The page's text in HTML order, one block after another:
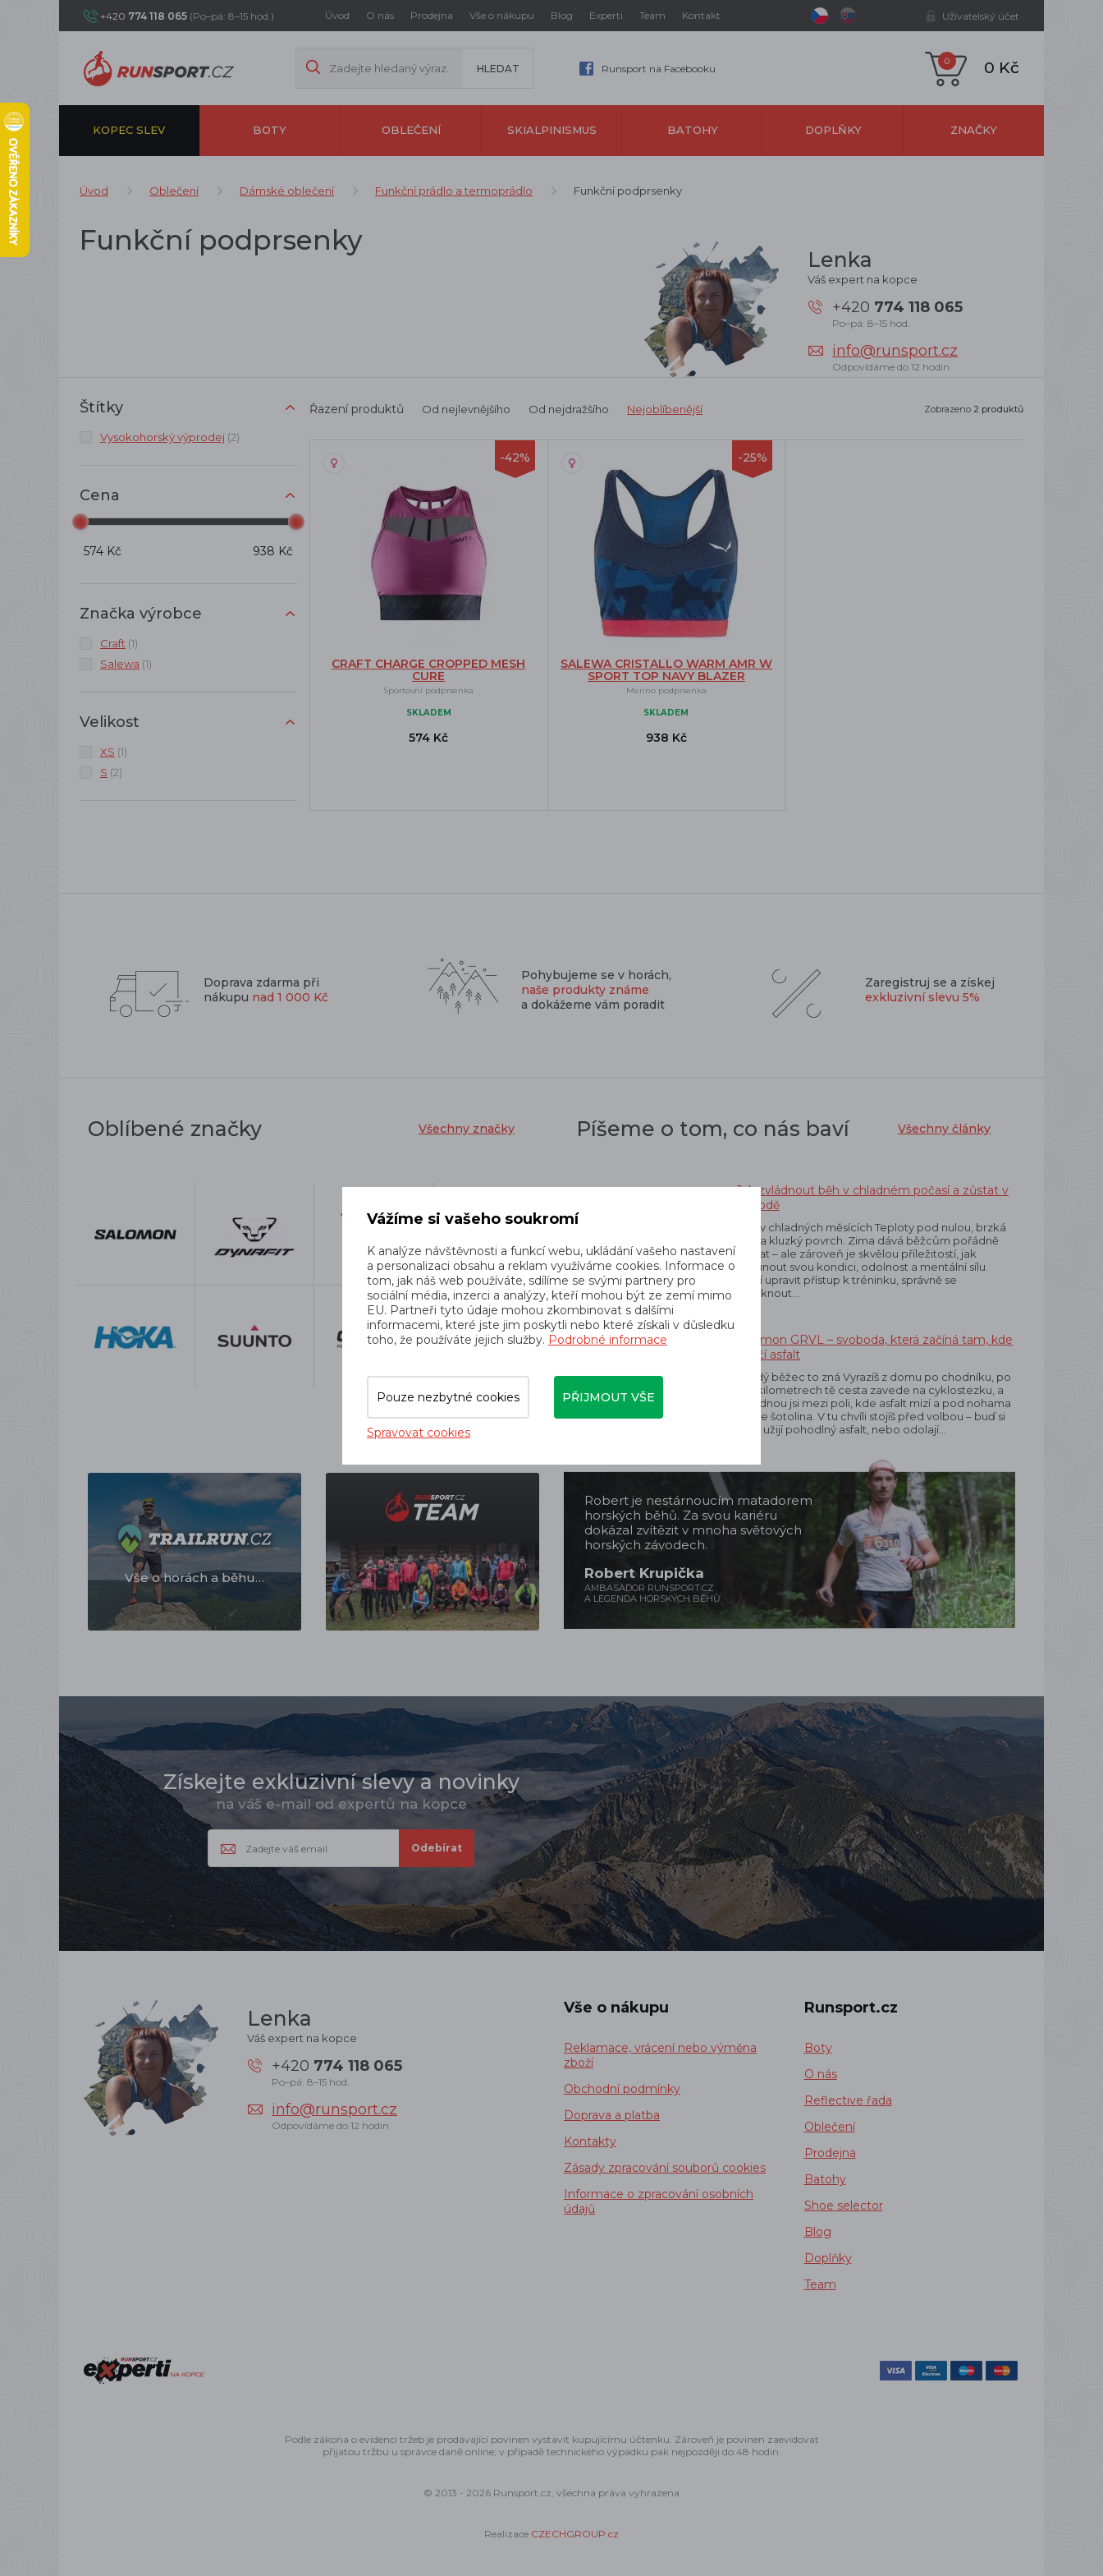
+420 774 118 065 (Po–pá: 8–15 hod.) Úvod O nás Prodejna Vše o nákupu Blog Experti Team Kontakt Uživatelský účet
Runsport na Facebooku
0 0 Kč
KOPEC SLEV BOTY OBLEČENÍ SKIALPINISMUS BATOHY DOPLŇKY ZNAČKY
Úvod Oblečení Dámské oblečení Funkční prádlo a termoprádlo Funkční podprsenky
Funkční podprsenky
Lenka
Váš expert na kopce
+420 774 118 065
Po–pá: 8–15 hod.
info@runsport.cz
Odpovídáme do 12 hodin
Štítky
Vysokohorský výprodej (2)
Cena
574 Kč 938 Kč
Značka výrobce
Craft (1)
Salewa (1)
Velikost
XS (1)
S (2)
Řazení produktů Od nejlevnějšího Od nejdražšího Nejoblíbenější Zobrazeno 2 produktů
-42%
CRAFT CHARGE CROPPED MESH
CURE
Sportovní podprsenka
SKLADEM
574 Kč
-25%
SALEWA CRISTALLO WARM AMR W
SPORT TOP NAVY BLAZER
Merino podprsenka
SKLADEM
938 Kč
Doprava zdarma při
nákupu nad 1 000 Kč
Pohybujeme se v horách,
naše produkty známe
a dokážeme vám poradit
Zaregistruj se a získej
exkluzivní slevu 5%
Oblíbené značky Všechny značky Píšeme o tom, co nás baví Všechny články
30. 09. 2025
Jak zvládnout běh v chladném počasí a zůstat v
pohodě
Běh v chladných měsících Teploty pod nulou, brzká
tma a kluzký povrch. Zima dává běžcům pořádně
zabrat – ale zároveň je skvělou příležitostí, jak
posunout svou kondici, odolnost a mentální sílu.
Stačí upravit přístup k tréninku, správně se
obléknout…
Salomon GRVL – svoboda, která začíná tam, kde
končí asfalt
Každý běžec to zná Vyrazíš z domu po chodníku, po
pár kilometrech tě cesta zavede na cyklostezku, a
najednou jsi mezi poli, kde asfalt mizí a pod nohama
křupe šotolina. V tu chvíli stojíš před volbou – buď si
boty užijí pohodlný asfalt, nebo odolají…
Vše o horách a běhu…
Robert je nestárnoucím matadorem
horských běhů. Za svou kariéru
dokázal zvítězit v mnoha světových
horských závodech.
Robert Krupička
AMBASADOR RUNSPORT.CZ
A LEGENDA HORSKÝCH BĚHŮ
Získejte exkluzivní slevy a novinky
na váš e-mail od expertů na kopce
Lenka
Váš expert na kopce
+420 774 118 065
Po–pá: 8–15 hod.
info@runsport.cz
Odpovídáme do 12 hodin
Vše o nákupu
Reklamace, vrácení nebo výměna
zboží
Obchodní podmínky
Doprava a platba
Kontakty
Zásady zpracování souborů cookies
Informace o zpracování osobních
údajů
Runsport.cz
Boty
O nás
Reflective řada
Oblečení
Prodejna
Batohy
Shoe selector
Blog
Doplňky
Team
Podle zákona o evidenci tržeb je prodávající povinen vystavit kupujícímu účtenku. Zároveň je povinen zaevidovat
přijatou tržbu u správce daně online; v případě technického výpadku pak nejpozději do 48 hodin.
© 2013 - 2026 Runsport.cz, všechna práva vyhrazena
Realizace CZECHGROUP.cz
Vážíme si vašeho soukromí
K analýze návštěvnosti a funkcí webu, ukládání vašeho nastavení
a personalizaci obsahu a reklam využíváme cookies. Informace o
tom, jak náš web používáte, sdílíme se svými partnery pro
sociální média, inzerci a analýzy, kteří mohou být ze zemí mimo
EU. Partneři tyto údaje mohou zkombinovat s dalšími
informacemi, které jste jim poskytli nebo které získali v důsledku
toho, že používáte jejich služby. Podrobné informace
Pouze nezbytné cookies PŘIJMOUT VŠE
Spravovat cookies